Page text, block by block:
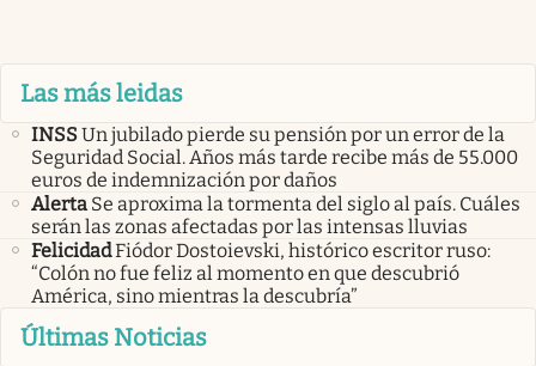
Las más leidas
INSSUn jubilado pierde su pensión por un error de la
Seguridad Social. Años más tarde recibe más de 55.000
euros de indemnización por daños
Alerta Se aproxima la tormenta del siglo al país. Cuáles
serán las zonas afectadas por las intensas lluvias
FelicidadFiódor Dostoievski, histórico escritor ruso:
“Colón no fue feliz al momento en que descubrió
América, sino mientras la descubría”
Últimas Noticias